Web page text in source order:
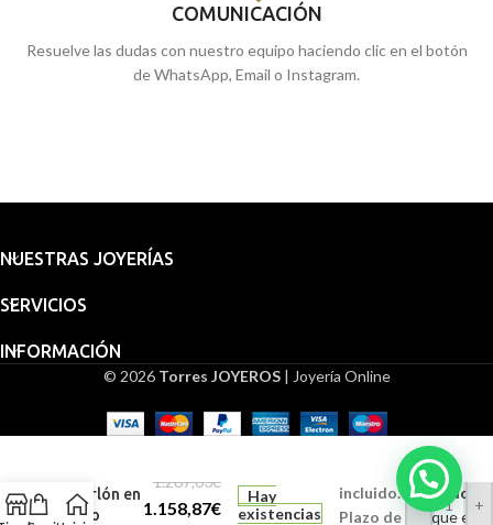
COMUNICACIÓN
Resuelve las dudas con nuestro equipo haciendo clic en el botón
de WhatsApp, Email o Instagram.
NUESTRAS JOYERÍAS
SERVICIOS
INFORMACIÓN
© 2026 Torres JOYEROS| Joyería Online
Medalla
Bebé 28
Burlón en
Oro
1.287,63€
1.158,87€
Hay
existencias
Embalaje
incluido.
Plazo de
- +
Grabado
Indique en